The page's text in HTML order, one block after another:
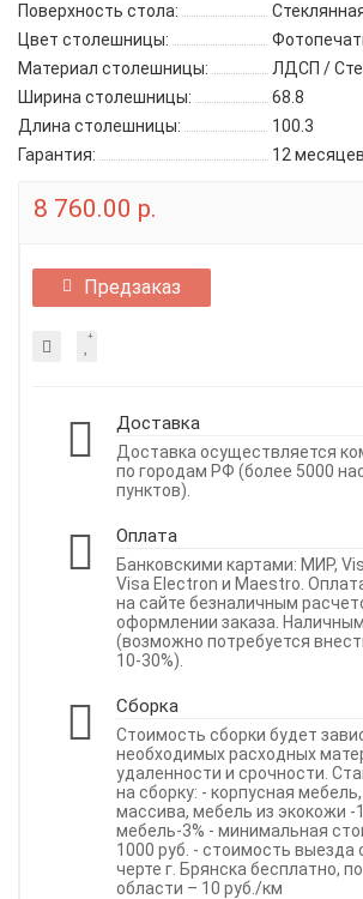
Поверхность стола:
Цвет столешницы:
Материал столешницы:
ЛДСП /
Ширина столешницы:
68.8
Длина столешницы:
100.3
Гарантия:
12 месяцев
8 760.00 р.
Предзаказ
Доставка
Доставка осуществляется
по городам РФ (более 5000
пунктов).
Оплата
Банковскими картами: МИР,
Visa Electron и Maestro.
на сайте безналичным
оформлении заказа.
(возможно потребуется
10-30%).
Сборка
Стоимость сборки будет
необходимых расходных
удаленности и срочности.
на сборку: - корпусная
массива, мебель из экокожи -
мебель-3% - минимальная
1000 руб. - стоимость выезда
черте г. Брянска бесплатно,
области – 10 руб./км